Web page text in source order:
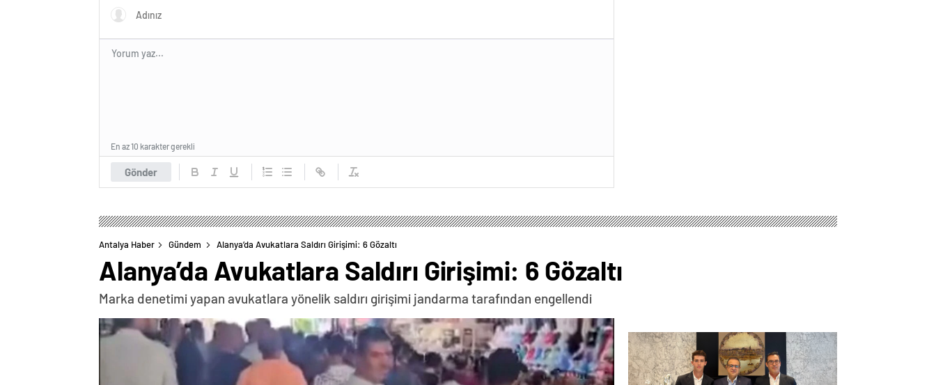
Gönder
En az 10 karakter gerekli
Antalya Haber Gündem Alanya’da Avukatlara Saldırı Girişimi: 6 Gözaltı
Alanya’da Avukatlara Saldırı Girişimi: 6 Gözaltı
Marka denetimi yapan avukatlara yönelik saldırı girişimi jandarma tarafından engellendi